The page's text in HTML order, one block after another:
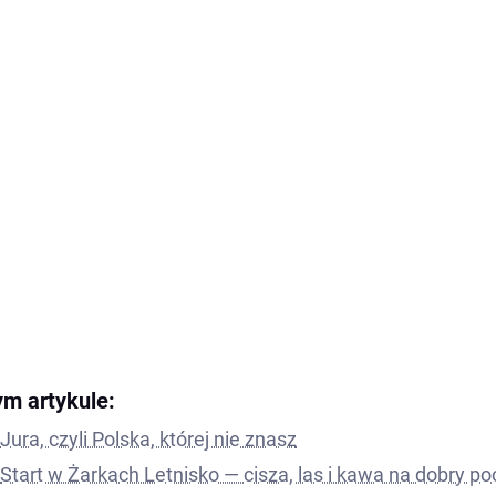
artykule:
Jura, czyli Polska, której nie znasz
Start w Żarkach Letnisko — cisza, las i kawa na dobry